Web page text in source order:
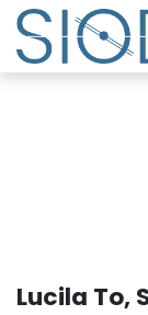
Skip to Content
Lucila To,